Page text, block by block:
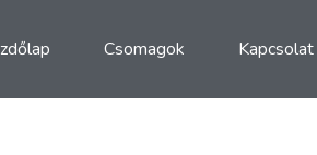
Csomagok Kapcsolat